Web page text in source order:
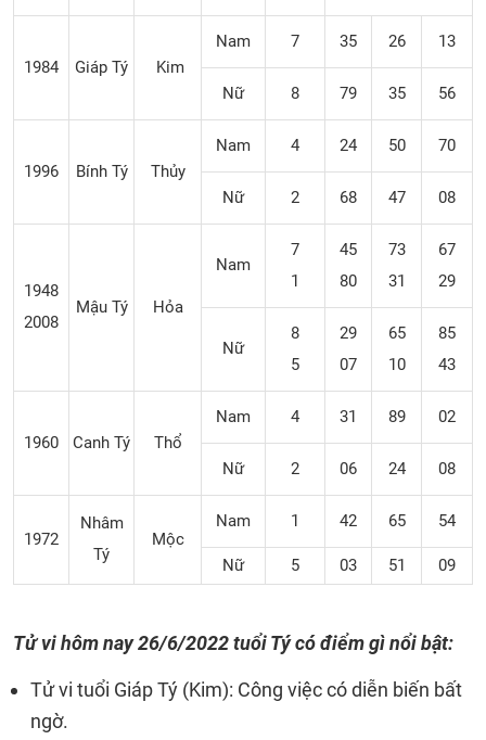
1984 Giáp Tý Kim
Nam 7 35 26 13
Nữ 8 79 35 56
1996 Bính Tý Thủy
Nam 4 24 50 70
Nữ 2 68 47 08
1948
2008
Mậu Tý Hỏa
Nam
7
1
45
80
73
31
67
29
Nữ
8
5
29
07
65
10
85
43
1960 Canh Tý Thổ
Nam 4 31 89 02
Nữ 2 06 24 08
1972
Nhâm
Tý
Mộc
Nam 1 42 65 54
Nữ 5 03 51 09
Tử vi hôm nay 26/6/2022 tuổi Tý có điểm gì nổi bật:
Tử vi tuổi Giáp Tý (Kim): Công việc có diễn biến bất
ngờ.